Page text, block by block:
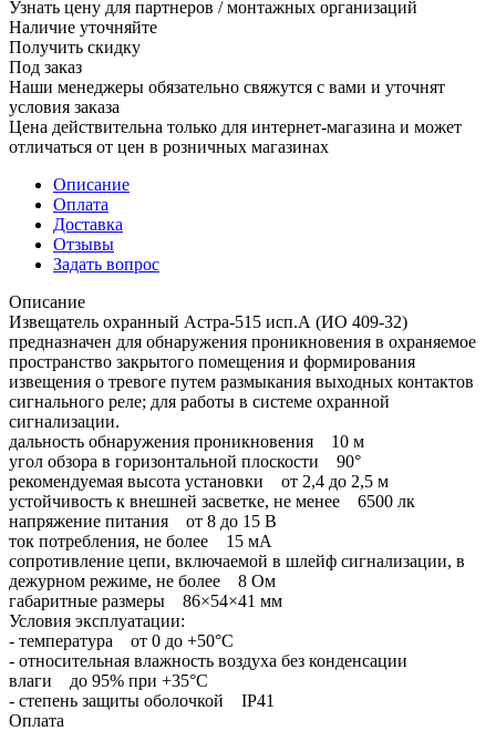
Узнать цену для партнеров / монтажных организаций
Наличие уточняйте
Получить скидку
Под заказ
Наши менеджеры обязательно свяжутся с вами и уточнят
условия заказа
Цена действительна только для интернет-магазина и может
отличаться от цен в розничных магазинах
Описание
Оплата
Доставка
Отзывы
Задать вопрос
Описание
Извещатель охранный Астра-515 исп.А (ИО 409-32)
предназначен для обнаружения проникновения в охраняемое
пространство закрытого помещения и формирования
извещения о тревоге путем размыкания выходных контактов
сигнального реле; для работы в системе охранной
сигнализации.
дальность обнаружения проникновения 10 м
угол обзора в горизонтальной плоскости 90°
рекомендуемая высота установки от 2,4 до 2,5 м
устойчивость к внешней засветке, не менее 6500 лк
напряжение питания от 8 до 15 В
ток потребления, не более 15 мА
сопротивление цепи, включаемой в шлейф сигнализации, в
дежурном режиме, не более 8 Ом
габаритные размеры 86×54×41 мм
Условия эксплуатации:
- температура от 0 до +50°С
- относительная влажность воздуха без конденсации
влаги до 95% при +35°С
- степень защиты оболочкой IP41
Оплата